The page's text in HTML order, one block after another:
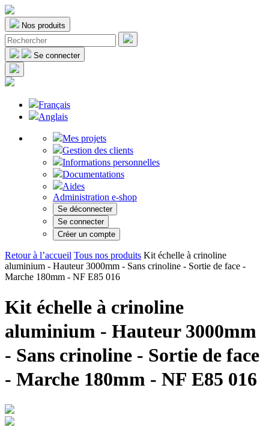
Nos produits
Se connecter
Français
Anglais
Mes projets
Gestion des clients
Informations personnelles
Documentations
Aides
Administration e-shop
Se déconnecter
Se connecter
Créer un compte
Retour à l’accueil Tous nos produits Kit échelle à crinoline
aluminium - Hauteur 3000mm - Sans crinoline - Sortie de face -
Marche 180mm - NF E85 016
Kit échelle à crinoline
aluminium - Hauteur 3000mm
- Sans crinoline - Sortie de face
- Marche 180mm - NF E85 016